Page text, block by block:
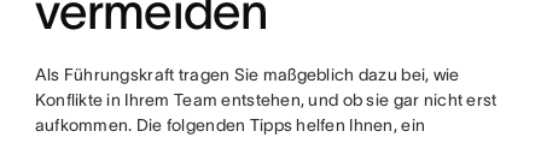
vermeiden
Als Führungskraft tragen Sie maßgeblich dazu bei, wie
Konflikte in Ihrem Team entstehen, und ob sie gar nicht erst
aufkommen. Die folgenden Tipps helfen Ihnen, ein